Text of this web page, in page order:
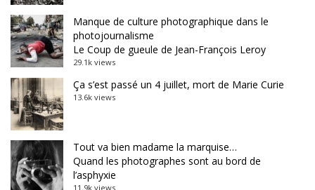
Manque de culture photographique dans le
photojournalisme
Le Coup de gueule de Jean-François Leroy
29.1k views
Ça s’est passé un 4 juillet, mort de Marie Curie
13.6k views
Tout va bien madame la marquise…
Quand les photographes sont au bord de
l’asphyxie
11.9k views